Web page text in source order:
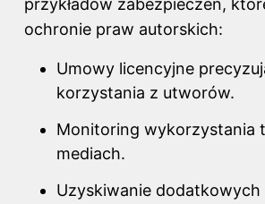
ochronie praw autorskich:
Umowy licencyjne
korzystania z utworów.
Monitoring wykorzystania
mediach.
Uzyskiwanie